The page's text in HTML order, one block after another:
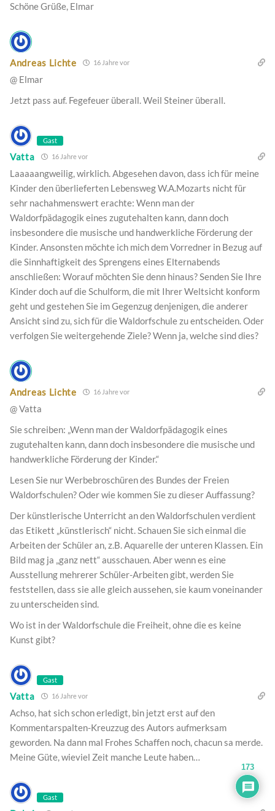
Schöne Grüße, Elmar
Andreas Lichte 16 Jahre vor
@ Elmar
Jetzt pass auf. Fegefeuer überall. Weil Steiner überall.
Gast
Vatta 16 Jahre vor
Laaaaangweilig, wirklich. Abgesehen davon, dass ich für meine
Kinder den überlieferten Lebensweg W.A.Mozarts nicht für
sehr nachahmenswert erachte: Wenn man der
Waldorfpädagogik eines zugutehalten kann, dann doch
insbesondere die musische und handwerkliche Förderung der
Kinder. Ansonsten möchte ich mich dem Vorredner in Bezug auf
die Sinnhaftigkeit des Sprengens eines Elternabends
anschließen: Worauf möchten Sie denn hinaus? Senden Sie Ihre
Kinder doch auf die Schulform, die mit Ihrer Weltsicht konform
geht und gestehen Sie im Gegenzug denjenigen, die anderer
Ansicht sind zu, sich für die Waldorfschule zu entscheiden. Oder
verfolgen Sie weitergehende Ziele? Wenn ja, welche sind dies?
Andreas Lichte 16 Jahre vor
@ Vatta
Sie schreiben: „Wenn man der Waldorfpädagogik eines
zugutehalten kann, dann doch insbesondere die musische und
handwerkliche Förderung der Kinder.“
Lesen Sie nur Werbebroschüren des Bundes der Freien
Waldorfschulen? Oder wie kommen Sie zu dieser Auffassung?
Der künstlerische Unterricht an den Waldorfschulen verdient
das Etikett „künstlerisch“ nicht. Schauen Sie sich einmal die
Arbeiten der Schüler an, z.B. Aquarelle der unteren Klassen. Ein
Bild mag ja „ganz nett“ ausschauen. Aber wenn es eine
Ausstellung mehrerer Schüler-Arbeiten gibt, werden Sie
feststellen, dass sie alle gleich aussehen, sie kaum voneinander
zu unterscheiden sind.
Wo ist in der Waldorfschule die Freiheit, ohne die es keine
Kunst gibt?
Gast
Vatta 16 Jahre vor
Achso, hat sich schon erledigt, bin jetzt erst auf den
Kommentarspalten-Kreuzzug des Autors aufmerksam
geworden. Na dann mal Frohes Schaffen noch, chacun sa merde.
Meine Güte, wieviel Zeit manche Leute haben…
Gast
173